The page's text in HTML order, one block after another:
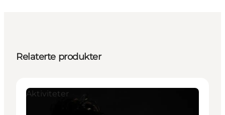
Relaterte produkter
Aktiviteter